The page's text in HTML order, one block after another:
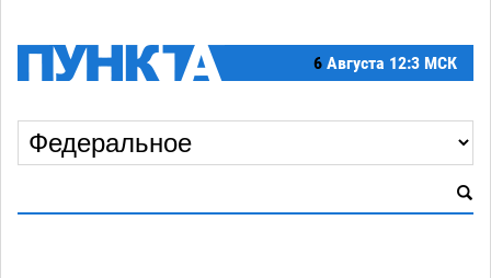
6 Августа 12:3 МСК